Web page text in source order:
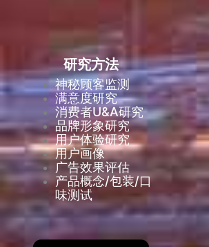
研究方法
神秘顾客监测
满意度研究
消费者U&A研究
品牌形象研究
用户体验研究
用户画像
广告效果评估
产品概念/包装/口
味测试